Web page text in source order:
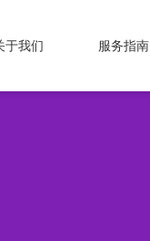
于我们 服务指南